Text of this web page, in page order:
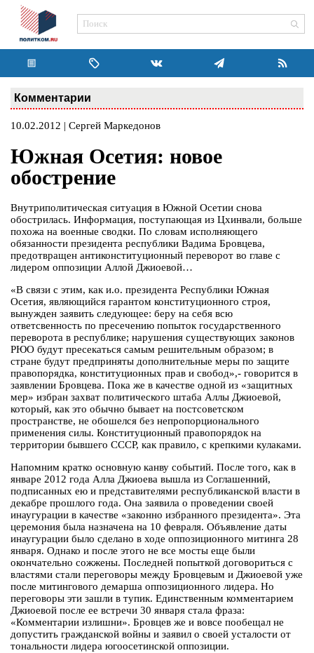
Комментарии
10.02.2012 | Сергей Маркедонов
Южная Осетия: новое
обострение
Внутриполитическая ситуация в Южной Осетии снова
обострилась. Информация, поступающая из Цхинвали, больше
похожа на военные сводки. По словам исполняющего
обязанности президента республики Вадима Бровцева,
предотвращен антиконституционный переворот во главе с
лидером оппозиции Аллой Джиоевой…
«В связи с этим, как и.о. президента Республики Южная
Осетия, являющийся гарантом конституционного строя,
вынужден заявить следующее: беру на себя всю
ответсвенность по пресечению попыток государственного
переворота в республике; нарушения существующих законов
РЮО будут пресекаться самым решительным образом; в
стране будут предприняты дополнительные меры по защите
правопорядка, конституционных прав и свобод»,- говорится в
заявлении Бровцева. Пока же в качестве одной из «защитных
мер» избран захват политического штаба Аллы Джиоевой,
который, как это обычно бывает на постсоветском
пространстве, не обошелся без непропорционального
применения силы. Конституционный правопорядок на
территории бывшего СССР, как правило, с крепкими кулаками.
Напомним кратко основную канву событий. После того, как в
январе 2012 года Алла Джиоева вышла из Соглашенний,
подписанных ею и представителями республиканской власти в
декабре прошлого года. Она заявила о проведении своей
инаугурации в качестве «законно избранного президента». Эта
церемония была назначена на 10 февраля. Объявление даты
инаугурации было сделано в ходе оппозиционного митинга 28
января. Однако и после этого не все мосты еще были
окончательно сожжены. Последней попыткой договориться с
властями стали переговоры между Бровцевым и Джиоевой уже
после митингового демарша оппозиционного лидера. Но
переговоры эти зашли в тупик. Единственным комментарием
Джиоевой после ее встречи 30 января стала фраза:
«Комментарии излишни». Бровцев же и вовсе пообещал не
допустить гражданской войны и заявил о своей усталости от
тональности лидера югоосетинской оппозиции.